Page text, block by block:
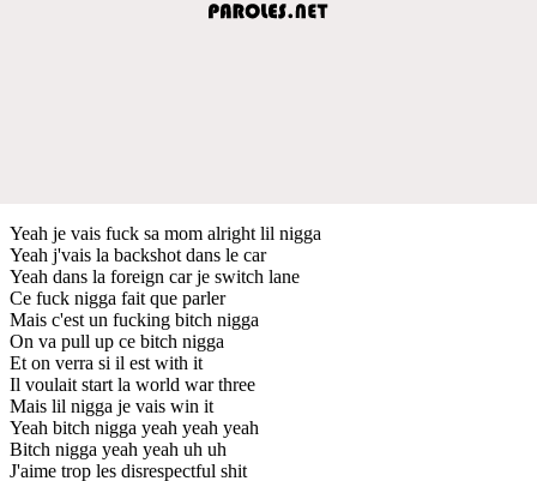
Yeah je vais fuck sa mom alright lil nigga
Yeah j'vais la backshot dans le car
Yeah dans la foreign car je switch lane
Ce fuck nigga fait que parler
Mais c'est un fucking bitch nigga
On va pull up ce bitch nigga
Et on verra si il est with it
Il voulait start la world war three
Mais lil nigga je vais win it
Yeah bitch nigga yeah yeah yeah
Bitch nigga yeah yeah uh uh
J'aime trop les disrespectful shit